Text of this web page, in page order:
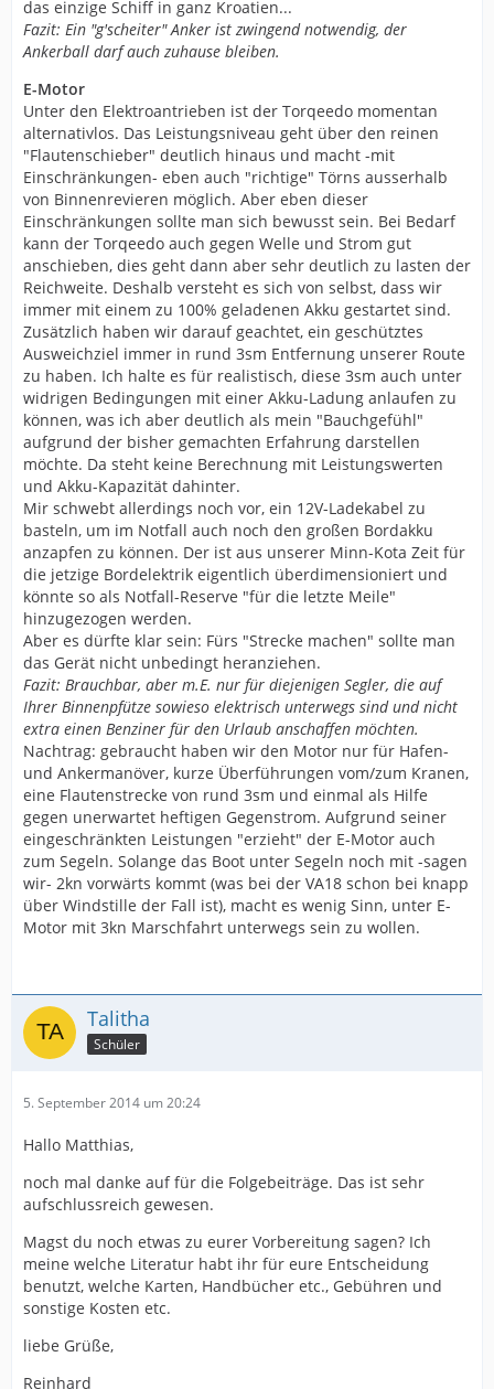
das einzige Schiff in ganz Kroatien...
Fazit: Ein "g'scheiter" Anker ist zwingend notwendig, der
Ankerball darf auch zuhause bleiben.
E-Motor
Unter den Elektroantrieben ist der Torqeedo momentan
alternativlos. Das Leistungsniveau geht über den reinen
"Flautenschieber" deutlich hinaus und macht -mit
Einschränkungen- eben auch "richtige" Törns ausserhalb
von Binnenrevieren möglich. Aber eben dieser
Einschränkungen sollte man sich bewusst sein. Bei Bedarf
kann der Torqeedo auch gegen Welle und Strom gut
anschieben, dies geht dann aber sehr deutlich zu lasten der
Reichweite. Deshalb versteht es sich von selbst, dass wir
immer mit einem zu 100% geladenen Akku gestartet sind.
Zusätzlich haben wir darauf geachtet, ein geschütztes
Ausweichziel immer in rund 3sm Entfernung unserer Route
zu haben. Ich halte es für realistisch, diese 3sm auch unter
widrigen Bedingungen mit einer Akku-Ladung anlaufen zu
können, was ich aber deutlich als mein "Bauchgefühl"
aufgrund der bisher gemachten Erfahrung darstellen
möchte. Da steht keine Berechnung mit Leistungswerten
und Akku-Kapazität dahinter.
Mir schwebt allerdings noch vor, ein 12V-Ladekabel zu
basteln, um im Notfall auch noch den großen Bordakku
anzapfen zu können. Der ist aus unserer Minn-Kota Zeit für
die jetzige Bordelektrik eigentlich überdimensioniert und
könnte so als Notfall-Reserve "für die letzte Meile"
hinzugezogen werden.
Aber es dürfte klar sein: Fürs "Strecke machen" sollte man
das Gerät nicht unbedingt heranziehen.
Fazit: Brauchbar, aber m.E. nur für diejenigen Segler, die auf
Ihrer Binnenpfütze sowieso elektrisch unterwegs sind und nicht
extra einen Benziner für den Urlaub anschaffen möchten.
Nachtrag: gebraucht haben wir den Motor nur für Hafen-
und Ankermanöver, kurze Überführungen vom/zum Kranen,
eine Flautenstrecke von rund 3sm und einmal als Hilfe
gegen unerwartet heftigen Gegenstrom. Aufgrund seiner
eingeschränkten Leistungen "erzieht" der E-Motor auch
zum Segeln. Solange das Boot unter Segeln noch mit -sagen
wir- 2kn vorwärts kommt (was bei der VA18 schon bei knapp
über Windstille der Fall ist), macht es wenig Sinn, unter E-
Motor mit 3kn Marschfahrt unterwegs sein zu wollen.
Talitha
Schüler
5. September 2014 um 20:24
Hallo Matthias,
noch mal danke auf für die Folgebeiträge. Das ist sehr
aufschlussreich gewesen.
Magst du noch etwas zu eurer Vorbereitung sagen? Ich
meine welche Literatur habt ihr für eure Entscheidung
benutzt, welche Karten, Handbücher etc., Gebühren und
sonstige Kosten etc.
liebe Grüße,
Reinhard